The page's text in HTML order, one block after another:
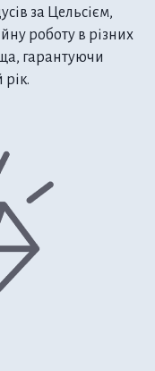
за Цельсієм,
роботу в різних
гарантуючи